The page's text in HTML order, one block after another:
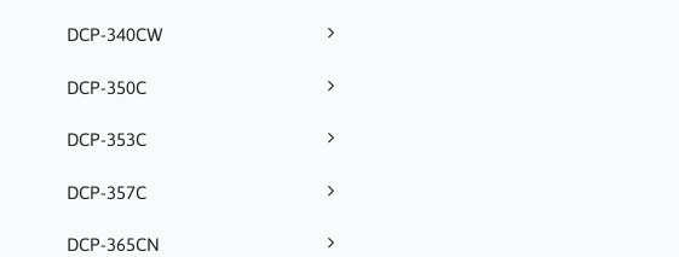
DCP-340CW
DCP-350C
DCP-353C
DCP-357C
DCP-365CN